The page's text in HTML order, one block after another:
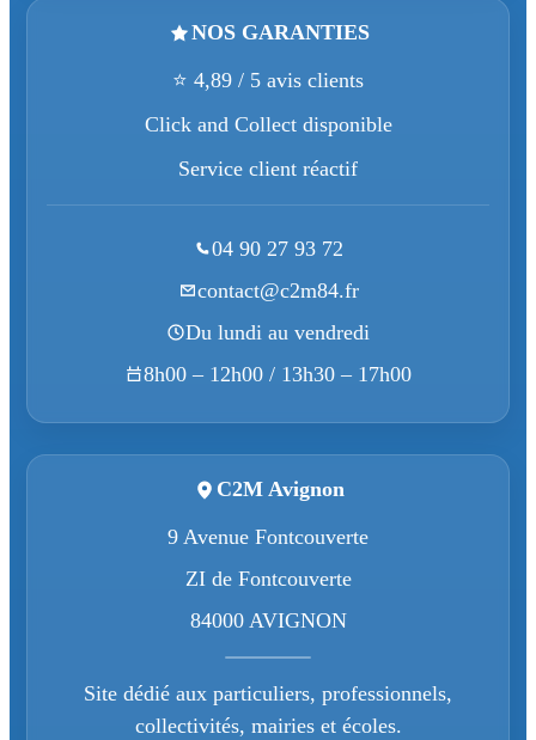
NOS GARANTIES
⭐ 4,89 / 5 avis clients
Click and Collect disponible
Service client réactif
04 90 27 93 72
contact@c2m84.fr
Du lundi au vendredi
8h00 – 12h00 / 13h30 – 17h00
C2M Avignon
9 Avenue Fontcouverte
ZI de Fontcouverte
84000 AVIGNON
Site dédié aux particuliers, professionnels,
collectivités, mairies et écoles.